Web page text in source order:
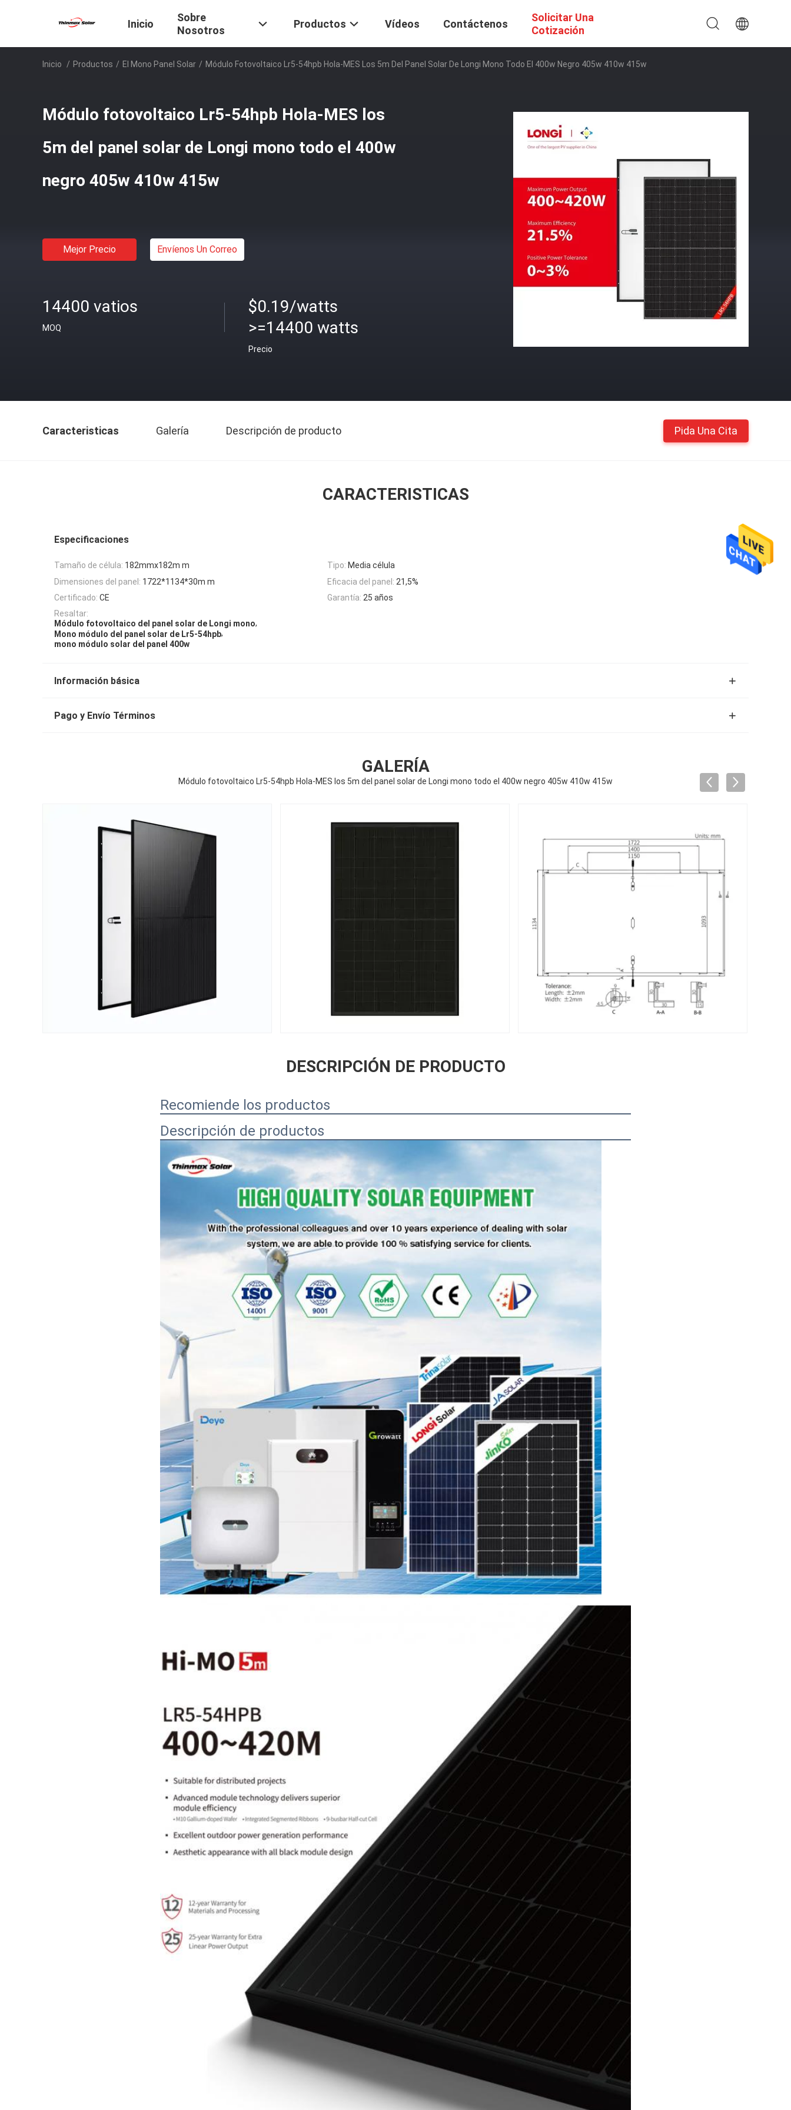
Inicio
Sobre
Nosotros
Productos Vídeos Contáctenos
Solicitar Una
Cotización
Inicio / Productos / El Mono Panel Solar / Módulo Fotovoltaico Lr5-54hpb Hola-MES Los 5m Del Panel Solar De Longi Mono Todo El 400w Negro 405w 410w 415w
Módulo fotovoltaico Lr5-54hpb Hola-MES los
5m del panel solar de Longi mono todo el 400w
negro 405w 410w 415w
Mejor Precio Envíenos Un Correo
14400 vatios
MOQ
$0.19/watts
>=14400 watts
Precio
Caracteristicas Galería Descripción de producto Pida Una Cita
CARACTERISTICAS
Especificaciones
Tamaño de célula: 182mmx182m m Tipo: Media célula
Dimensiones del panel: 1722*1134*30m m Eficacia del panel: 21,5%
Certificado: CE Garantía: 25 años
Resaltar:
Módulo fotovoltaico del panel solar de Longi mono,
Mono módulo del panel solar de Lr5-54hpb,
mono módulo solar del panel 400w
Información básica
Pago y Envío Términos
GALERÍA
Módulo fotovoltaico Lr5-54hpb Hola-MES los 5m del panel solar de Longi mono todo el 400w negro 405w 410w 415w
DESCRIPCIÓN DE PRODUCTO
Recomiende los productos
Descripción de productos